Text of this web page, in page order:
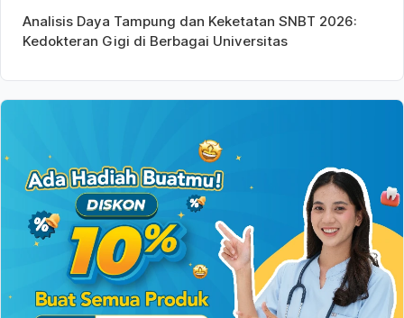
Analisis Daya Tampung dan Keketatan SNBT 2026:
Kedokteran Gigi di Berbagai Universitas